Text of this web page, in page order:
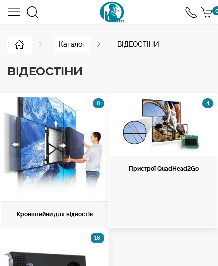
0
Каталог ВІДЕОСТІНИ
ВІДЕОСТІНИ
8
Кронштейни для відеостін
4
Пристрої QuadHead2Go
16